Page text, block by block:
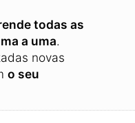
todas as
a uma.
novas
o seu